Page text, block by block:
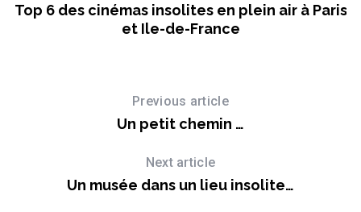
Top 6 des cinémas insolites en plein air à Paris
et Ile-de-France
Previous article
Un petit chemin …
Next article
Un musée dans un lieu insolite…